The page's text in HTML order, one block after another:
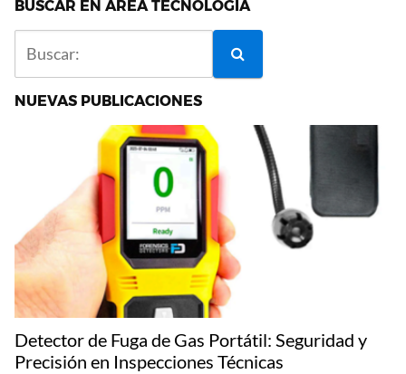
BUSCAR EN ÁREA TECNOLOGÍA
NUEVAS PUBLICACIONES
Detector de Fuga de Gas Portátil: Seguridad y
Precisión en Inspecciones Técnicas